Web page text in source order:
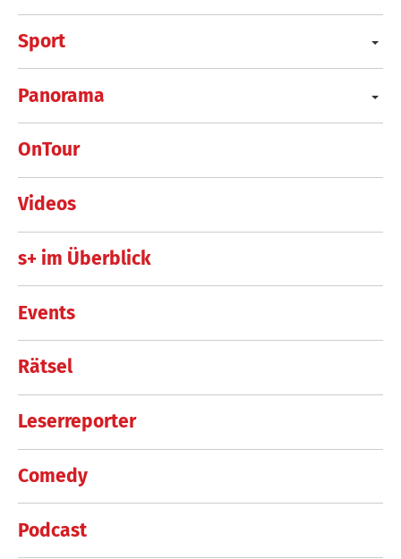
Sport
Panorama
OnTour
Videos
s+ im Überblick
Events
Rätsel
Leserreporter
Comedy
Podcast